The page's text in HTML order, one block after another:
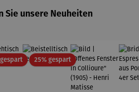
Sie unsere Neuheiten
Rabatt25% gespartRabatt